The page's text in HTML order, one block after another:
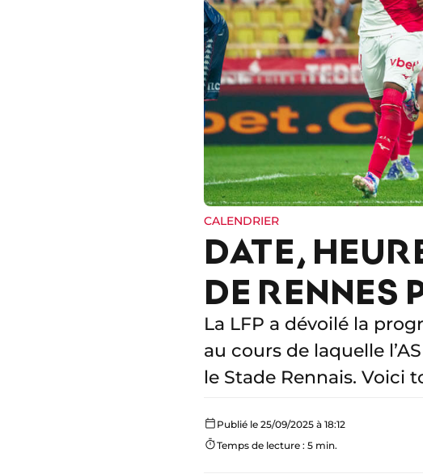
CALENDRIER
DATE,
DE RENNES
La LFP a dévoilé la
au cours de laquelle
le Stade Rennais. Voici
Publié le 25/09/2025 à 18:12
Temps de lecture : 5 min.